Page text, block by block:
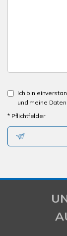
Ich bin
und meine
* Pflichtfelder